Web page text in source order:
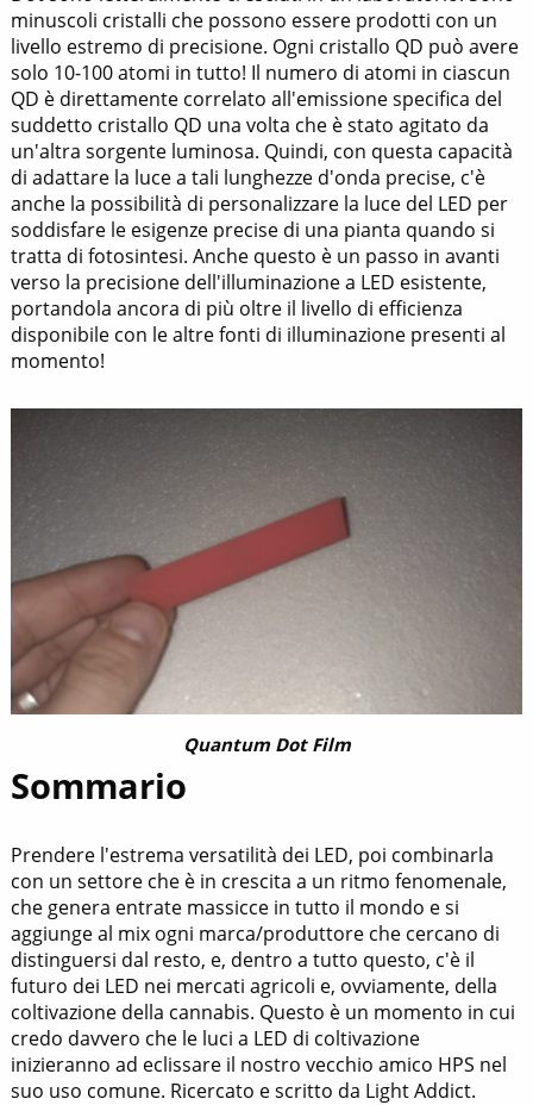
minuscoli cristalli che possono essere prodotti con un
livello estremo di precisione. Ogni cristallo QD può avere
solo 10-100 atomi in tutto! Il numero di atomi in ciascun
QD è direttamente correlato all'emissione specifica del
suddetto cristallo QD una volta che è stato agitato da
un'altra sorgente luminosa. Quindi, con questa capacità
di adattare la luce a tali lunghezze d'onda precise, c'è
anche la possibilità di personalizzare la luce del LED per
soddisfare le esigenze precise di una pianta quando si
tratta di fotosintesi. Anche questo è un passo in avanti
verso la precisione dell'illuminazione a LED esistente,
portandola ancora di più oltre il livello di efficienza
disponibile con le altre fonti di illuminazione presenti al
momento!
Quantum Dot Film
Sommario
Prendere l'estrema versatilità dei LED, poi combinarla
con un settore che è in crescita a un ritmo fenomenale,
che genera entrate massicce in tutto il mondo e si
aggiunge al mix ogni marca/produttore che cercano di
distinguersi dal resto, e, dentro a tutto questo, c'è il
futuro dei LED nei mercati agricoli e, ovviamente, della
coltivazione della cannabis. Questo è un momento in cui
credo davvero che le luci a LED di coltivazione
inizieranno ad eclissare il nostro vecchio amico HPS nel
suo uso comune. Ricercato e scritto da Light Addict.